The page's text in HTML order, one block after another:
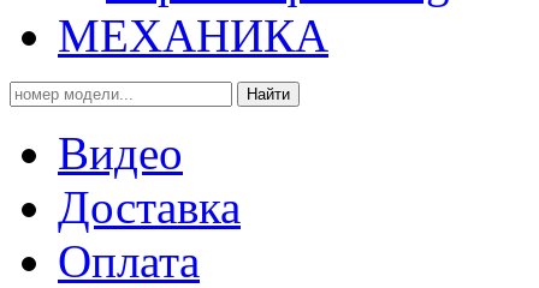
МЕХАНИКА
Найти
Видео
Доставка
Оплата